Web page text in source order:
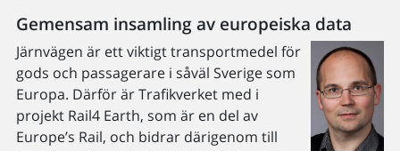
Gemensam insamling av europeiska data
Järnvägen är ett viktigt transportmedel för
gods och passagerare i såväl Sverige som
Europa. Därför är Trafikverket med i
projekt Rail4 Earth, som är en del av
Europe’s Rail, och bidrar därigenom till